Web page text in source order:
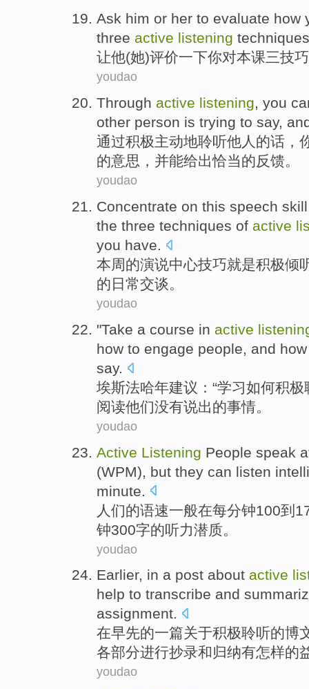
Ask him or her to evaluate how
three active listening techniques
让他(她)评价一下你对本课三技巧
youdao
Through active listening, you
other person is trying to say,
通过积极主动地聆听他人的话 ，
的意思， 并能给出恰当的反馈。
youdao
Concentrate on this speech skill
the three techniques of active
you have.
本周的演说中心技巧就是积极倾
的 日常交谈。
youdao
"Take a course in active
how to engage people, and
say.
埃斯法哈年建议 ：“学习如何积极
阅读他们没有说出的事情。
youdao
Active Listening People speak
(WPM), but they can listen
minute.
人们的语速一般在每分钟100到
钟300字的听力潜质。
youdao
Earlier, in a post about active
help to transcribe and
assignment.
在早先的一篇关于积极聆听的博
各部分进行抄录和归纳有怎样的
youdao